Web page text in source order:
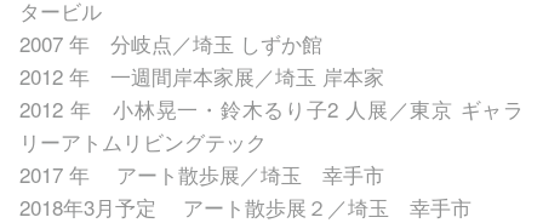
タービル
2007 年 分岐点／埼玉 しずか館
2012 年 一週間岸本家展／埼玉 岸本家
2012 年 小林晃一・鈴木るり子2 人展／東京 ギャラ
リーアトムリビングテック
2017 年 アート散歩展／埼玉 幸手市
2018年3月予定 アート散歩展２／埼玉 幸手市